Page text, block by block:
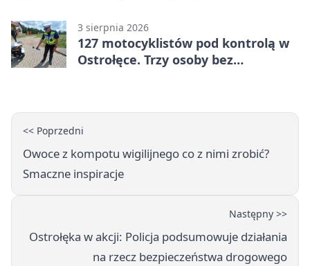
3 sierpnia 2026
127 motocyklistów pod kontrolą w
Ostrołęce. Trzy osoby bez
<< Poprzedni
Owoce z kompotu wigilijnego co z nimi zrobić?
Smaczne inspiracje
Następny >>
Ostrołęka w akcji: Policja podsumowuje działania
na rzecz bezpieczeństwa drogowego